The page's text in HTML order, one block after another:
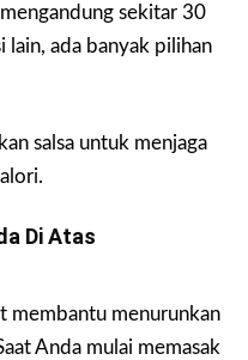
sekitar 30
lain, ada banyak pilihan
salsa untuk menjaga
Di Atas
membantu menurunkan
Anda mulai memasak